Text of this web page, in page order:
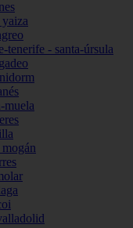
tenerife - santa-úrsula
muela